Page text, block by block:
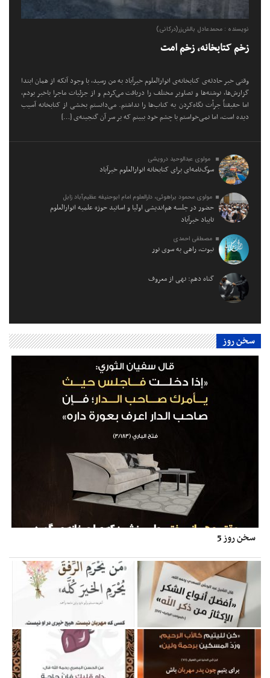
نویسنده : محمدعادل بالش‌زر(درکانی)
زخم کتابخانه، زخم امت
وقتی خبر حادثه‌ی کتابخانه‌ی انوارالعلوم خیرآباد به من رسید، با وجود آنکه از همان ابتدا
گزارش‌ها، نوشته‌ها و تصاویر مختلف را دریافت می‌کردم و از جزئیات ماجرا باخبر بودم،
اما حقیقتاً جرأت نگاه‌کردن به کتاب‌ها را نداشتم. می‌دانستم بخشی از کتابخانه آسیب
دیده است، اما نمی‌خواستم با چشم خود ببینم که بر سر آن گنجینه‌ی […]
مولوی عبدالوحید درویشی
سوگ‌نامه‌ای برای کتابخانه انوارالعلوم خیرآباد
مولوی محمود براهوئی، دارالعلوم امام ابوحنیفه عظیم‌آباد زابل
حضور در جلسه هم‌اندیشی اولیا و اساتید حوزه علمیه انوارالعلوم
تایباد خیرآباد
مصطفی احمدی
نبوت، راهی به سوی نور
گناه دهم: نهی از معروف
سخن روز
سخن روز 5